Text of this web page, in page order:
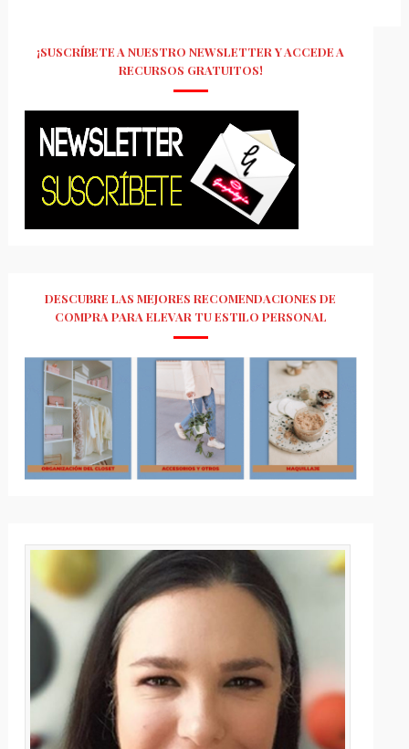
¡SUSCRÍBETE A NUESTRO NEWSLETTER Y ACCEDE A
RECURSOS GRATUITOS!
DESCUBRE LAS MEJORES RECOMENDACIONES DE
COMPRA PARA ELEVAR TU ESTILO PERSONAL